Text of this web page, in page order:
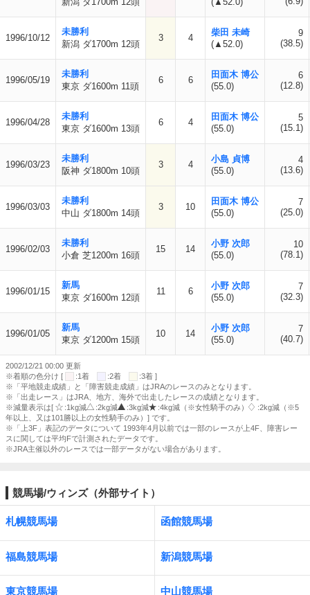
1996/10/12
未勝利
新潟 ダ1700m 12頭
3 4
柴田 未崎
(▲52.0)
9
(38.5)
1996/05/19
未勝利
東京 ダ1600m 11頭
6 6
田面木 博公
(55.0)
6
(12.8)
1996/04/28
未勝利
東京 ダ1600m 13頭
6 4
田面木 博公
(55.0)
5
(15.1)
1996/03/23
未勝利
阪神 ダ1800m 10頭
3 4
小島 貞博
(55.0)
4
(13.6)
1996/03/03
未勝利
中山 ダ1800m 14頭
3 10
田面木 博公
(55.0)
7
(25.0)
1996/02/03
未勝利
小倉 芝1200m 16頭
15 14
小野 次郎
(55.0)
10
(78.1)
1996/01/15
新馬
東京 ダ1600m 12頭
11 6
小野 次郎
(55.0)
7
(32.3)
1996/01/05
新馬
東京 ダ1200m 15頭
10 14
小野 次郎
(55.0)
7
(40.7)
2002/12/21 00:00 更新
※着順の色分け [
:1着 :2着
:3着 ]
※「平地競走成績」と「障害競走成績」はJRAのレースのみとなります。
※「出走レース」はJRA、地方、海外で出走したレースの成績となります。
※減量表示は[
:1kg減 :2kg減 :3kg減 :4kg減（※女性騎手のみ）
:2kg減（※5
年以上、又は101勝以上の女性騎手のみ）] です。
※「上3F」表記のデータについて 1993年4月以前では一部のレースが上4F、障害レー
スに関しては平均Fで計測されたデータです。
※JRA主催以外のレースでは一部データがない場合があります。
競馬場/ウィンズ（外部サイト）
札幌競馬場 函館競馬場
福島競馬場 新潟競馬場
東京競馬場 中山競馬場